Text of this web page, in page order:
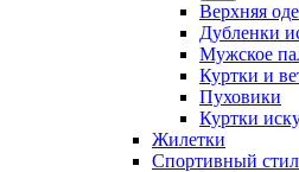
Верхняя
Дубленки
Мужское
Куртки и
Пуховики
Куртки
Жилетки
Спортивный